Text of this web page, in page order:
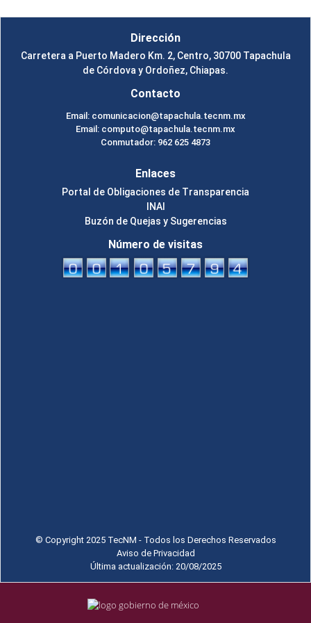
Dirección
Carretera a Puerto Madero Km. 2, Centro, 30700 Tapachula
de Córdova y Ordoñez, Chiapas.
Contacto
Email: comunicacion@tapachula.tecnm.mx
Email: computo@tapachula.tecnm.mx
Conmutador: 962 625 4873
Enlaces
Portal de Obligaciones de Transparencia
INAI
Buzón de Quejas y Sugerencias
Número de visitas
© Copyright 2025 TecNM - Todos los Derechos Reservados
Aviso de Privacidad
Última actualización: 20/08/2025